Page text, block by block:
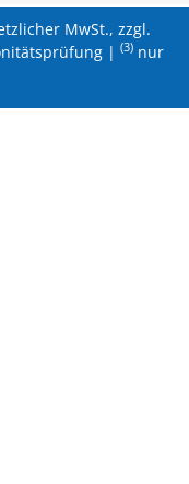
MwSt., zzgl.
| (3)nur